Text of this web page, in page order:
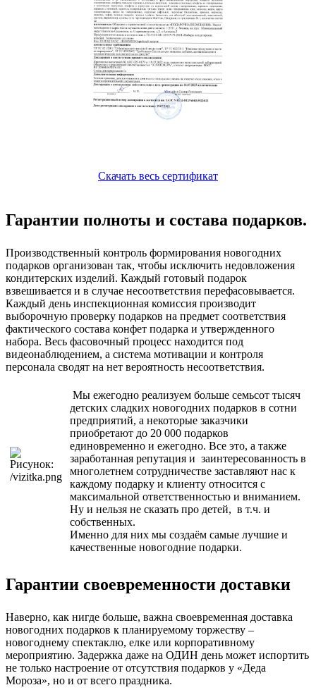
Скачать весь сертификат
Гарантии полноты и состава подарков.
Производственный контроль формирования новогодних
подарков организован так, чтобы исключить недовложения
кондитерских изделий. Каждый готовый подарок
взвешивается и в случае несоответствия перефасовывается.
Каждый день инспекционная комиссия производит
выборочную проверку подарков на предмет соответствия
фактического состава конфет подарка и утвержденного
набора. Весь фасовочный процесс находится под
видеонаблюдением, а система мотивации и контроля
персонала сводят на нет вероятность несоответствия.
Мы ежегодно реализуем больше семьсот тысяч
детских сладких новогодних подарков в сотни
предприятий, а некоторые заказчики
приобретают до 20 000 подарков
единовременно и ежегодно. Все это, а также
заработанная репутация и заинтересованность в
многолетнем сотрудничестве заставляют нас к
каждому подарку и клиенту относится с
максимальной ответственностью и вниманием.
Ну и нельзя не сказать про детей, в т.ч. и
собственных.
Именно для них мы создаём самые лучшие и
качественные новогодние подарки.
Гарантии своевременности доставки
Наверно, как нигде больше, важна своевременная доставка
новогодних подарков к планируемому торжеству –
новогоднему спектаклю, елке или корпоративному
мероприятию. Задержка даже на ОДИН день может испортить
не только настроение от отсутствия подарков у «Деда
Мороза», но и от всего праздника.